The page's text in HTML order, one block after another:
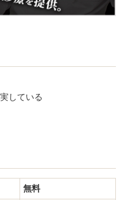
している
無料